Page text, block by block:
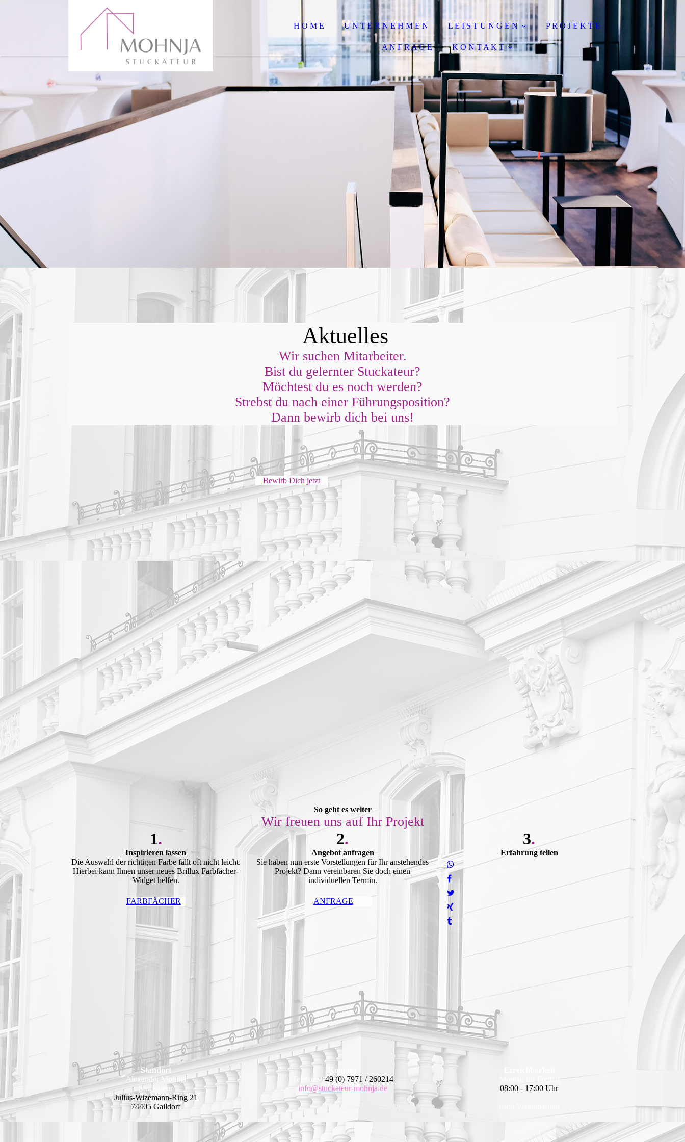
H O M E U N T E R N E H M E N L E I S T U N G E N P R O J E K T E
A N F R A G E K O N T A K T
Aktuelles
Wir suchen Mitarbeiter.
Bist du gelernter Stuckateur?
Möchtest du es noch werden?
Strebst du nach einer Führungsposition?
Dann bewirb dich bei uns!
Bewirb Dich jetzt
So geht es weiter
Wir freuen uns auf Ihr Projekt
1.
Inspirieren lassen
Die Auswahl der richtigen Farbe fällt oft nicht leicht.
Hierbei kann Ihnen unser neues Brillux Farbfächer-
Widget helfen.
FARBFÄCHER
2.
Angebot anfragen
Sie haben nun erste Vorstellungen für Ihr anstehendes
Projekt? Dann vereinbaren Sie doch einen
individuellen Termin.
ANFRAGE
3.
Erfahrung teilen
Standort
Alexander Mohnja
Stuckateur
Julius-Wizemann-Ring 21
74405 Gaildorf
Kontakt
Telefon:
+49 (0) 7971 / 260214
info@stuckateur-mohnja.de
08:00 - 17:00 Uhr